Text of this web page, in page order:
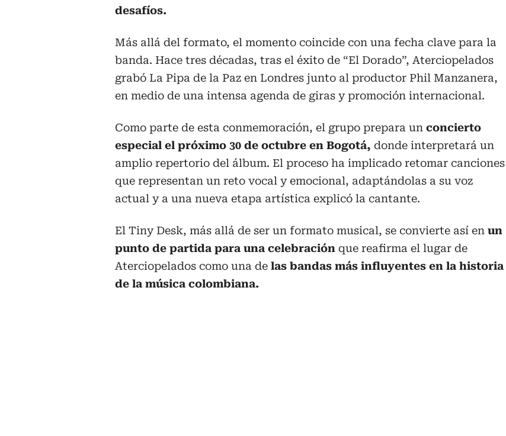
desafíos.
Más allá del formato, el momento coincide con una fecha clave para la
banda. Hace tres décadas, tras el éxito de “El Dorado”, Aterciopelados
grabó La Pipa de la Paz en Londres junto al productor Phil Manzanera,
en medio de una intensa agenda de giras y promoción internacional.
Como parte de esta conmemoración, el grupo prepara un concierto
especial el próximo 30 de octubre en Bogotá, donde interpretará un
amplio repertorio del álbum. El proceso ha implicado retomar canciones
que representan un reto vocal y emocional, adaptándolas a su voz
actual y a una nueva etapa artística explicó la cantante.
El Tiny Desk, más allá de ser un formato musical, se convierte así en un
punto de partida para una celebración que reafirma el lugar de
Aterciopelados como una de las bandas más influyentes en la historia
de la música colombiana.